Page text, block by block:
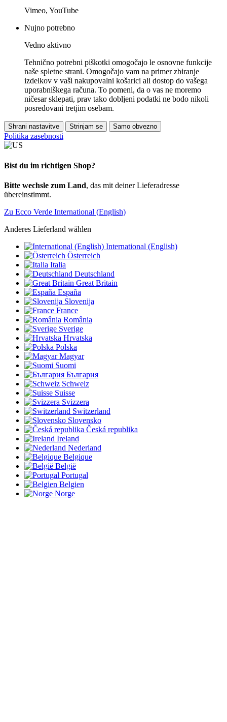
Vimeo, YouTube
Nujno potrebno
Vedno aktivno
Tehnično potrebni piškotki omogočajo le osnovne funkcije
naše spletne strani. Omogočajo vam na primer zbiranje
izdelkov v vaši nakupovalni košarici ali dostop do vašega
uporabniškega računa. To pomeni, da o vas ne moremo
ničesar sklepati, prav tako dobljeni podatki ne bodo nikoli
posredovani tretjim osebam.
Shrani nastavitve Strinjam se Samo obvezno
Politika zasebnosti
Bist du im richtigen Shop?
Bitte wechsle zum Land, das mit deiner Lieferadresse
übereinstimmt.
Zu Ecco Verde International (English)
Anderes Lieferland wählen
International (English)
Österreich
Italia
Deutschland
Great Britain
España
Slovenija
France
România
Sverige
Hrvatska
Polska
Magyar
Suomi
България
Schweiz
Suisse
Svizzera
Switzerland
Slovensko
Česká republika
Ireland
Nederland
Belgique
België
Portugal
Belgien
Norge